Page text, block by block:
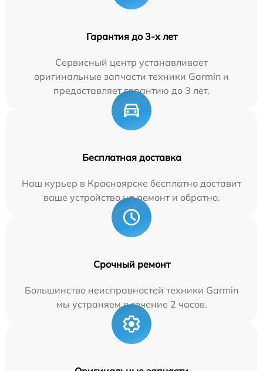
Гарантия до 3-х лет
Сервисный центр устанавливает
оригинальные запчасти техники Garmin и
предоставляет гарантию до 3 лет.
Бесплатная доставка
Наш курьер в Красноярске бесплатно доставит
ваше устройство на ремонт и обратно.
Срочный ремонт
Большинство неисправностей техники Garmin
мы устраняем в течение 2 часов.